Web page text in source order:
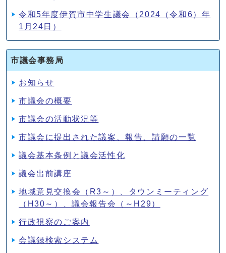
令和5年度伊賀市中学生議会（2024（令和6）年
1月24日）
市議会事務局
お知らせ
市議会の概要
市議会の活動状況等
市議会に提出された議案、報告、請願の一覧
議会基本条例と議会活性化
議会出前講座
地域意見交換会（R3～）、タウンミーティング
（H30～）、議会報告会（～H29）
行政視察のご案内
会議録検索システム